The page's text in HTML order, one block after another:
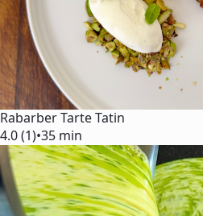
Rabarber Tarte Tatin
4.0 (1)•35 min